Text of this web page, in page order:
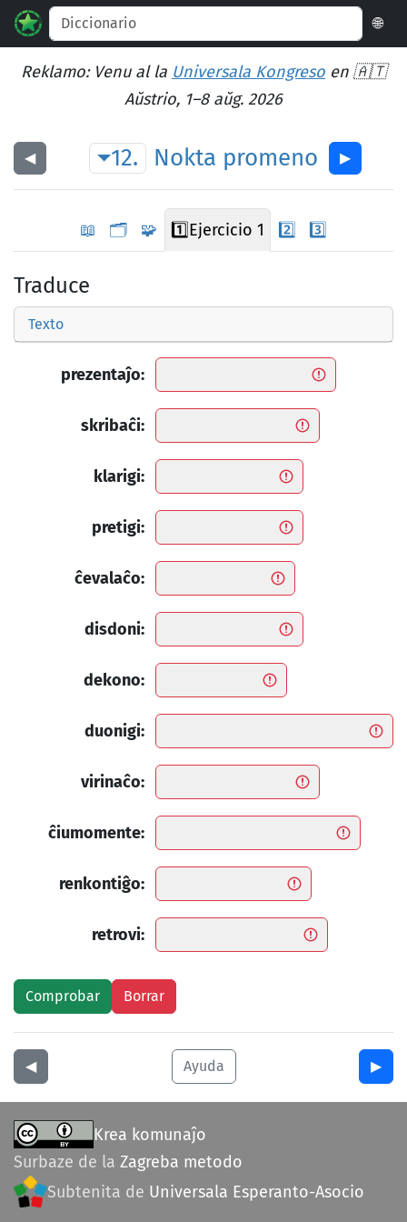
🌐
Reklamo: Venu al la Universala Kongreso en 🇦🇹
Aŭstrio, 1–8 aŭg. 2026
◀︎ 12. Nokta promeno ▶︎
📖 🗂️ 🧩 1️⃣Ejercicio 1 2️⃣ 3️⃣
Traduce
Texto
prezentaĵo:
skribaĉi:
klarigi:
pretigi:
ĉevalaĉo:
disdoni:
dekono:
duonigi:
virinaĉo:
ĉiumomente:
renkontiĝo:
retrovi:
◀︎ Ayuda ▶︎
Krea komunaĵo
Surbaze de la Zagreba metodo
Subtenita de Universala Esperanto-Asocio